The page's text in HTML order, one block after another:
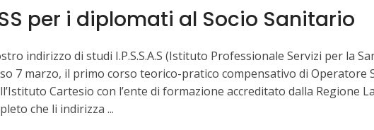
per i diplomati al Socio Sanitario
indirizzo di studi I.P.S.S.A.S (Istituto Professionale Servizi per la
7 marzo, il primo corso teorico-pratico compensativo di Operatore
Cartesio con l’ente di formazione accreditato dalla Regione
che li indirizza